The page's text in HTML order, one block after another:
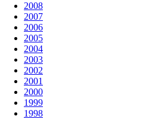
2008
2007
2006
2005
2004
2003
2002
2001
2000
1999
1998